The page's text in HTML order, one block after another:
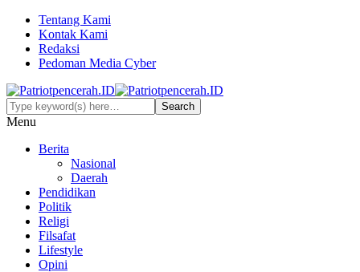
Tentang Kami
Kontak Kami
Redaksi
Pedoman Media Cyber
Menu
Berita
Nasional
Daerah
Pendidikan
Politik
Religi
Filsafat
Lifestyle
Opini